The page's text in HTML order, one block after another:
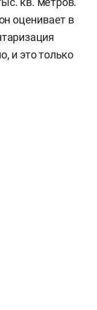
оценивает в
и это только